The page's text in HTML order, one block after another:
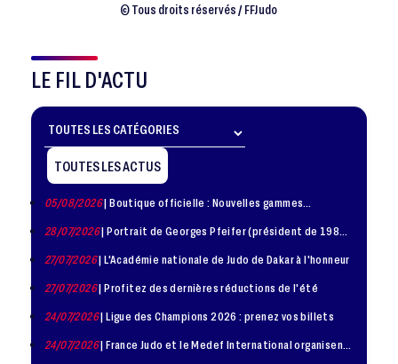
© Tous droits réservés / FFJudo
LE FIL D'ACTU
TOUTES LES ACTUS
05/08/2026| Boutique officielle : Nouvelles gammes
28/07/2026| Portrait de Georges Pfeifer (président de 1981
27/07/2026| L'Académie nationale de Judo de Dakar à l'honneur
27/07/2026| Profitez des dernières réductions de l'été
24/07/2026| Ligue des Champions 2026 : prenez vos billets
24/07/2026| France Judo et le Medef International organisent